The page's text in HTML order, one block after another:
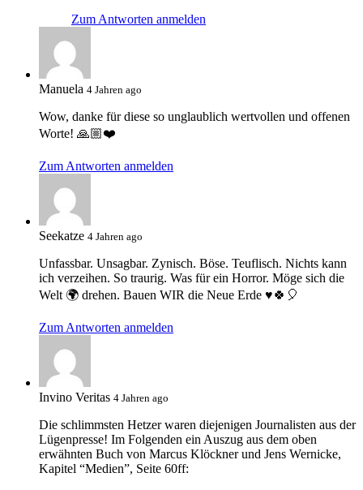
Zum Antworten anmelden
Manuela 4 Jahren ago
Wow, danke für diese so unglaublich wertvollen und offenen
Worte! 🙏🏼❤️
Zum Antworten anmelden
Seekatze 4 Jahren ago
Unfassbar. Unsagbar. Zynisch. Böse. Teuflisch. Nichts kann
ich verzeihen. So traurig. Was für ein Horror. Möge sich die
Welt 🌍 drehen. Bauen WIR die Neue Erde ♥️🍀🎈
Zum Antworten anmelden
Invino Veritas 4 Jahren ago
Die schlimmsten Hetzer waren diejenigen Journalisten aus der
Lügenpresse! Im Folgenden ein Auszug aus dem oben
erwähnten Buch von Marcus Klöckner und Jens Wernicke,
Kapitel “Medien”, Seite 60ff: